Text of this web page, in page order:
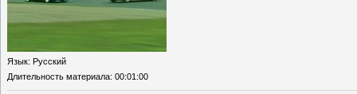
Язык: Русский
Длительность материала: 00:01:00